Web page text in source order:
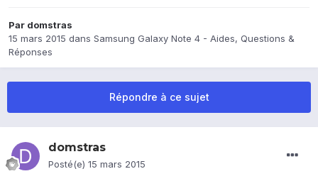
Par domstras
15 mars 2015 dans Samsung Galaxy Note 4 - Aides, Questions &
Réponses
Répondre à ce sujet
domstras
Posté(e) 15 mars 2015